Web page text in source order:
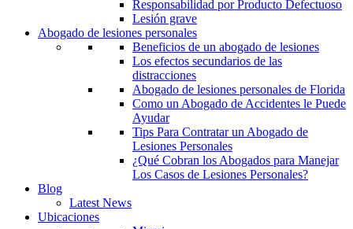
Responsabilidad por Producto Defectuoso
Lesión grave
Abogado de lesiones personales
Beneficios de un abogado de lesiones
Los efectos secundarios de las
distracciones
Abogado de lesiones personales de Florida
Como un Abogado de Accidentes le Puede
Ayudar
Tips Para Contratar un Abogado de
Lesiones Personales
¿Qué Cobran los Abogados para Manejar
Los Casos de Lesiones Personales?
Blog
Latest News
Ubicaciones